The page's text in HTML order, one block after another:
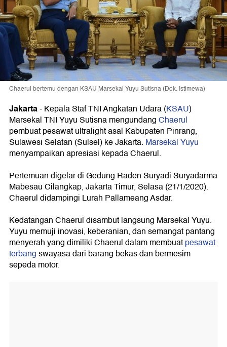
Chaerul bertemu dengan KSAU Marsekal Yuyu Sutisna (Dok. Istimewa)
Jakarta- Kepala Staf TNI Angkatan Udara (KSAU)
Marsekal TNI Yuyu Sutisna mengundangChaerul
pembuat pesawat ultralight asal Kabupaten Pinrang,
Sulawesi Selatan (Sulsel) ke Jakarta. Marsekal Yuyu
menyampaikan apresiasi kepada Chaerul.
Pertemuan digelar di Gedung Raden Suryadi Suryadarma
Mabesau Cilangkap, Jakarta Timur, Selasa (21/1/2020).
Chaerul didampingi Lurah Pallameang Asdar.
Kedatangan Chaerul disambut langsung Marsekal Yuyu.
Yuyu memuji inovasi, keberanian, dan semangat pantang
menyerah yang dimiliki Chaerul dalam membuatpesawat
terbangswayasa dari barang bekas dan bermesim
sepeda motor.